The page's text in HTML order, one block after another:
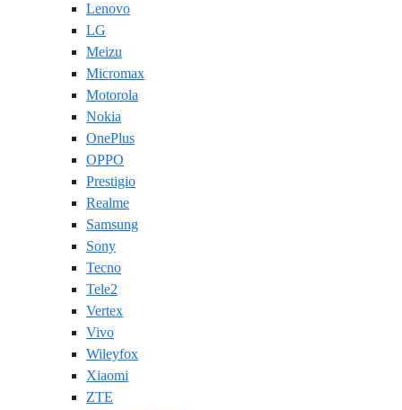
Lenovo
LG
Meizu
Micromax
Motorola
Nokia
OnePlus
OPPO
Prestigio
Realme
Samsung
Sony
Tecno
Tele2
Vertex
Vivo
Wileyfox
Xiaomi
ZTE